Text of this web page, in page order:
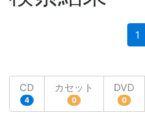
1
CD
4
カセット
0
DVD
0